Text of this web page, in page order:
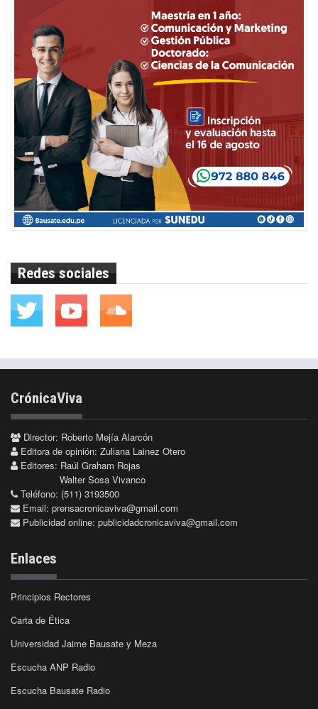
Redes sociales
CrónicaViva
Director: Roberto Mejía Alarcón
Editora de opinión: Zuliana Lainez Otero
Editores: Raúl Graham Rojas
Walter Sosa Vivanco
Teléfono: (511) 3193500
Email: prensacronicaviva@gmail.com
Publicidad online: publicidadcronicaviva@gmail.com
Enlaces
Principios Rectores
Carta de Ética
Universidad Jaime Bausate y Meza
Escucha ANP Radio
Escucha Bausate Radio